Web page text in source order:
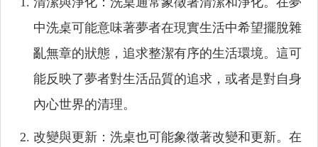
中洗桌可能意味著夢者在現實生活中希望擺脫雜
亂無章的狀態，追求整潔有序的生活環境。這可
能反映了夢者對生活品質的追求，或者是對自身
內心世界的清理。
改變與更新：洗桌也可能象徵著改變和更新。在